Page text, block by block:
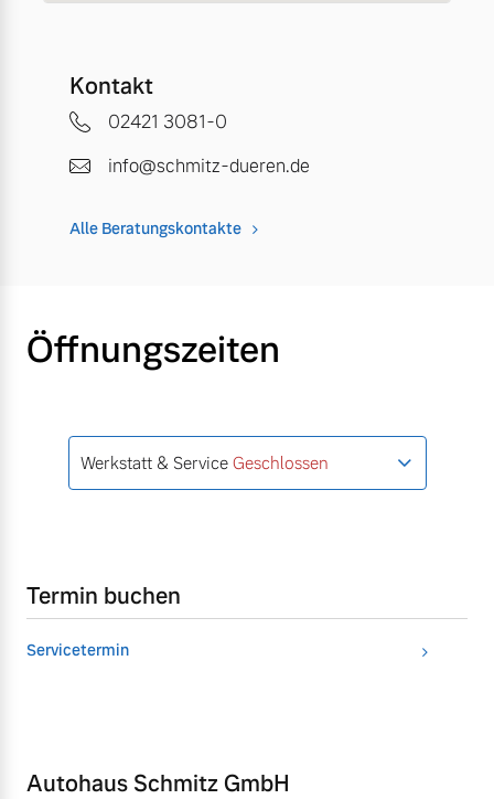
Kontakt
02421 3081-0
info@schmitz-dueren.de
Alle Beratungskontakte
Öffnungszeiten
Werkstatt & Service Geschlossen
Termin buchen
Servicetermin
Autohaus Schmitz GmbH